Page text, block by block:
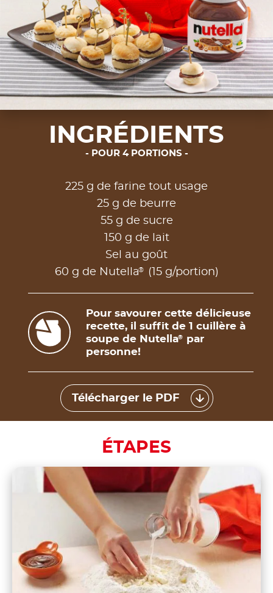
INGRÉDIENTS
POUR 4 PORTIONS
225 g de farine tout usage
25 g de beurre
55 g de sucre
150 g de lait
Sel au goût
60 g de Nutella® (15 g/portion)
Pour savourer cette délicieuse
recette, il suffit de 1 cuillère à
soupe de Nutella®
par
personne!
Télécharger le PDF
ÉTAPES